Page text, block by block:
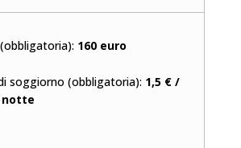
160 euro
soggiorno (obbligatoria): 1,5 € /